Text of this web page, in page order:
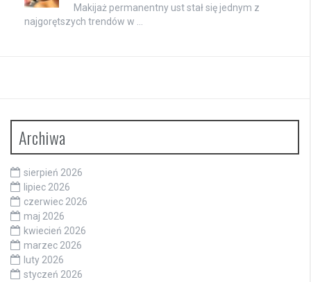
Makijaż permanentny ust stał się jednym z
najgorętszych trendów w …
Archiwa
sierpień 2026
lipiec 2026
czerwiec 2026
maj 2026
kwiecień 2026
marzec 2026
luty 2026
styczeń 2026